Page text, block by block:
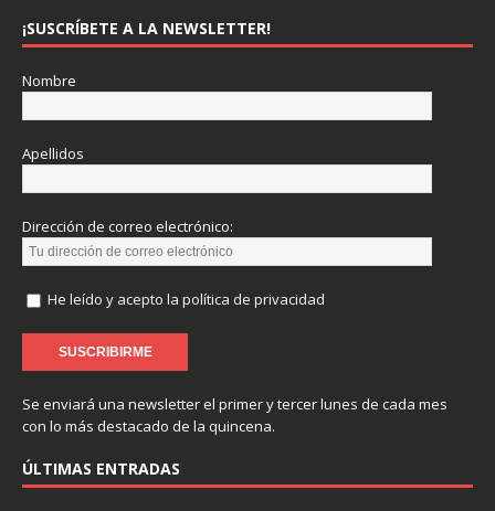
¡SUSCRÍBETE A LA NEWSLETTER!
Nombre
Apellidos
Dirección de correo electrónico:
He leído y acepto la política de privacidad
Se enviará una newsletter el primer y tercer lunes de cada mes
con lo más destacado de la quincena.
ÚLTIMAS ENTRADAS